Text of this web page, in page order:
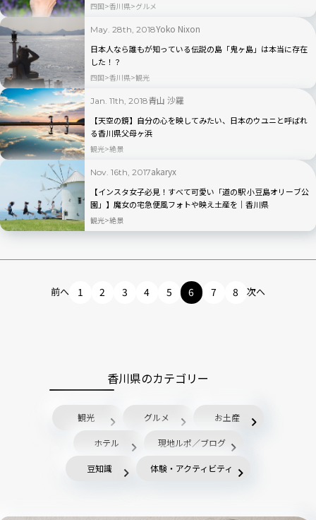
四国 香川県 グルメ
May. 28th, 2018Yoko Nixon
日本人なら誰もが知っている伝説の島「鬼ヶ島」は本当に存在
した！？
四国 香川県 観光
Jan. 11th, 2018青山 沙羅
【天空の鏡】自分の心を映してみたい、日本のウユニと呼ばれ
る香川県父母ヶ浜
観光 絶景
Nov. 16th, 2017akaryx
【インスタ女子必見！すべて可愛い「道の駅 小豆島オリーブ公
園」】魔女の宅急便風フォトや映え土産を｜香川県
観光 絶景
前へ 1 2 3 4 5 6 7 8 次へ
香川県のカテゴリー
観光 グルメ お土産
ホテル 現地ルポ／ブログ
豆知識 体験・アクティビティ